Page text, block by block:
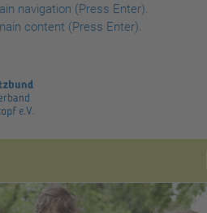
navigation (Press Enter).
content (Press Enter).